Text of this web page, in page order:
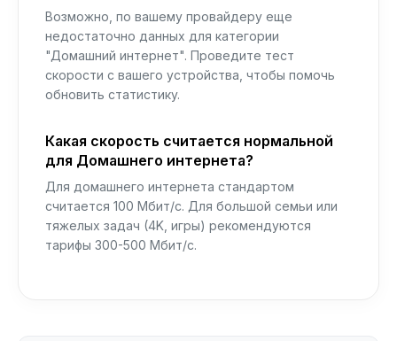
Возможно, по вашему провайдеру еще
недостаточно данных для категории
"Домашний интернет". Проведите тест
скорости с вашего устройства, чтобы помочь
обновить статистику.
Какая скорость считается нормальной
для Домашнего интернета?
Для домашнего интернета стандартом
считается 100 Мбит/с. Для большой семьи или
тяжелых задач (4K, игры) рекомендуются
тарифы 300-500 Мбит/с.